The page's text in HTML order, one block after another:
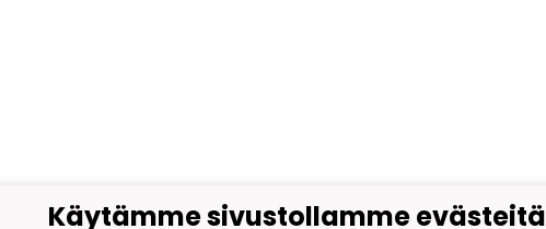
Käytämme sivustollamme evästeitä